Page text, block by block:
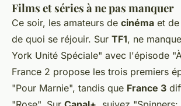
Films et séries à ne pas manquer
Ce soir, les amateurs de cinéma et de
de quoi se réjouir. Sur TF1, ne
York Unité Spéciale" avec l'épisode
France 2 propose les trois premiers
"Pour Marnie", tandis que France 3